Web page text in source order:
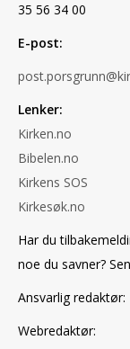
35 56 34 00
E-post:
Lenker:
Kirken.no
Bibelen.no
Kirkens SOS
Kirkesøk.no
Har du
noe du savner?
Ansvarlig redaktør:
Webredaktør: